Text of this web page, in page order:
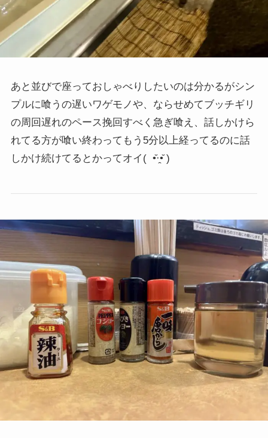
あと並びで座っておしゃべりしたいのは分かるがシン
プルに喰うの遅いワゲモノや、ならせめてブッチギリ
の周回遅れのペース挽回すべく急ぎ喰え、話しかけら
れてる方が喰い終わってもう5分以上経ってるのに話
しかけ続けてるとかってオイ ( •̆·̭•̆ )